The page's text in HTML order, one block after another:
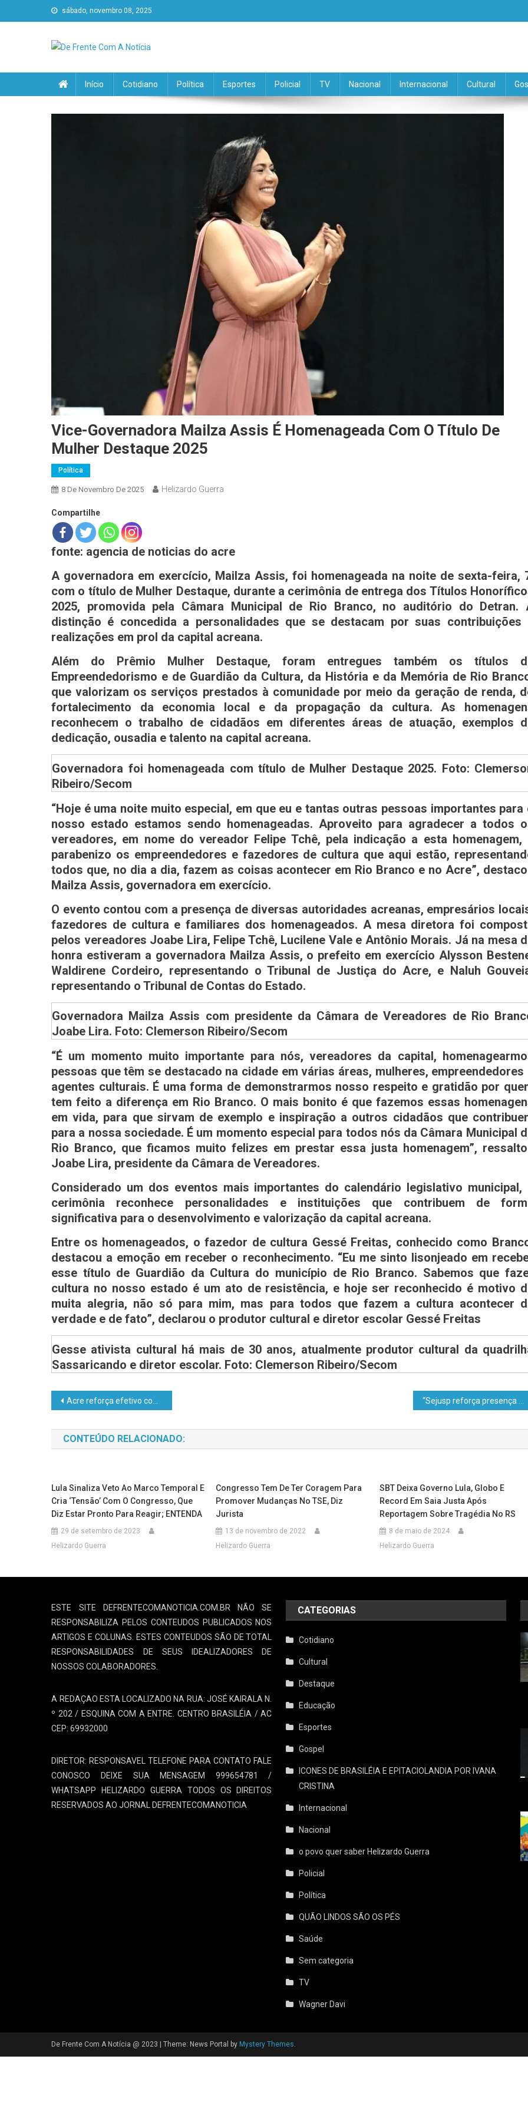
sábado, novembro 08, 2025
De Frente Com A Notícia
Início Cotidiano Política Esportes Policial TV Nacional Internacional Cultural
Vice-Governadora Mailza Assis É Homenageada Com O Título De
Mulher Destaque 2025
Política
8 De Novembro De 2025 Helizardo Guerra
Compartilhe
fonte: agencia de noticias do acre
A governadora em exercício, Mailza Assis, foi homenageada na noite de sexta-feira,
com o título de Mulher Destaque, durante a cerimônia de entrega dos Títulos
2025, promovida pela Câmara Municipal de Rio Branco, no auditório do Detran.
distinção é concedida a personalidades que se destacam por suas contribuições
realizações em prol da capital acreana.
Além do Prêmio Mulher Destaque, foram entregues também os títulos
Empreendedorismo e de Guardião da Cultura, da História e da Memória de Rio
que valorizam os serviços prestados à comunidade por meio da geração de renda,
fortalecimento da economia local e da propagação da cultura. As
reconhecem o trabalho de cidadãos em diferentes áreas de atuação, exemplos
dedicação, ousadia e talento na capital acreana.
Governadora foi homenageada com título de Mulher Destaque 2025. Foto:
Ribeiro/Secom
“Hoje é uma noite muito especial, em que eu e tantas outras pessoas importantes para
nosso estado estamos sendo homenageadas. Aproveito para agradecer a todos
vereadores, em nome do vereador Felipe Tchê, pela indicação a esta homenagem,
parabenizo os empreendedores e fazedores de cultura que aqui estão,
todos que, no dia a dia, fazem as coisas acontecer em Rio Branco e no Acre”,
Mailza Assis, governadora em exercício.
O evento contou com a presença de diversas autoridades acreanas, empresários
fazedores de cultura e familiares dos homenageados. A mesa diretora foi
pelos vereadores Joabe Lira, Felipe Tchê, Lucilene Vale e Antônio Morais. Já na mesa
honra estiveram a governadora Mailza Assis, o prefeito em exercício Alysson
Waldirene Cordeiro, representando o Tribunal de Justiça do Acre, e Naluh
representando o Tribunal de Contas do Estado.
Governadora Mailza Assis com presidente da Câmara de Vereadores de Rio
Joabe Lira. Foto: Clemerson Ribeiro/Secom
“É um momento muito importante para nós, vereadores da capital,
pessoas que têm se destacado na cidade em várias áreas, mulheres, empreendedores
agentes culturais. É uma forma de demonstrarmos nosso respeito e gratidão por
tem feito a diferença em Rio Branco. O mais bonito é que fazemos essas
em vida, para que sirvam de exemplo e inspiração a outros cidadãos que
para a nossa sociedade. É um momento especial para todos nós da Câmara Municipal
Rio Branco, que ficamos muito felizes em prestar essa justa homenagem”,
Joabe Lira, presidente da Câmara de Vereadores.
Considerado um dos eventos mais importantes do calendário legislativo municipal,
cerimônia reconhece personalidades e instituições que contribuem de
significativa para o desenvolvimento e valorização da capital acreana.
Entre os homenageados, o fazedor de cultura Gessé Freitas, conhecido como
destacou a emoção em receber o reconhecimento. “Eu me sinto lisonjeado em
esse título de Guardião da Cultura do município de Rio Branco. Sabemos que
cultura no nosso estado é um ato de resistência, e hoje ser reconhecido é motivo
muita alegria, não só para mim, mas para todos que fazem a cultura acontecer
verdade e de fato”, declarou o produtor cultural e diretor escolar Gessé Freitas
Gesse ativista cultural há mais de 30 anos, atualmente produtor cultural da
Sassaricando e diretor escolar. Foto: Clemerson Ribeiro/Secom
Acre reforça efetivo com a formatura de novos soldados do Corpo de Bombeiros
CONTEÚDO RELACIONADO:
Lula Sinaliza Veto Ao Marco Temporal E
Cria ‘tensão’ Com O Congresso, Que
Diz Estar Pronto Para Reagir; ENTENDA
29 de setembro de 2023
Helizardo Guerra
Congresso Tem De Ter Coragem Para
Promover Mudanças No TSE, Diz
Jurista
13 de novembro de 2022
Helizardo Guerra
SBT Deixa Governo Lula, Globo E
Record Em Saia Justa Após
Reportagem Sobre Tragédia No RS
8 de maio de 2024
Helizardo Guerra
ESTE SITE DEFRENTECOMANOTICIA.COM.BR NÃO SE
RESPONSABILIZA PELOS CONTEUDOS PUBLICADOS NOS
ARTIGOS E COLUNAS. ESTES CONTEUDOS SÃO DE TOTAL
RESPONSABILIDADES DE SEUS IDEALIZADORES DE
NOSSOS COLABORADORES.
A REDAÇAO ESTA LOCALIZADO NA RUA: JOSÉ KAIRALA N.
º 202 / ESQUINA COM A ENTRE. CENTRO BRASILÉIA / AC
CEP: 69932000
DIRETOR: RESPONSAVEL TELEFONE PARA CONTATO FALE
CONOSCO DEIXE SUA MENSAGEM 999654781 /
WHATSAPP HELIZARDO GUERRA TODOS OS DIREITOS
RESERVADOS AO JORNAL DEFRENTECOMANOTICIA
CATEGORIAS
Cotidiano
Cultural
Destaque
Educação
Esportes
Gospel
ICONES DE BRASILÉIA E EPITACIOLANDIA POR IVANA
CRISTINA
Internacional
Nacional
o povo quer saber Helizardo Guerra
Policial
Política
QUÃO LINDOS SÃO OS PÉS
Saúde
Sem categoria
TV
Wagner Davi
De Frente Com A Notícia @ 2023 Theme: News Portal by Mystery Themes.